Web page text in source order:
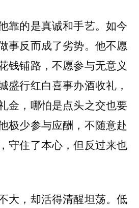
靠的是真诚和手艺。如今
事反而成了劣势。他不愿
钱铺路，不愿参与无意义
盛行红白喜事办酒收礼，
金，哪怕是点头之交也要
极少参与应酬，不随意赴
守住了本心，但反过来也
大，却活得清醒坦荡。低